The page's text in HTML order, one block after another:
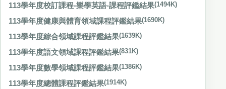
113學年度校訂課程-樂學英語-課程評鑑結果(1494K)
113學年度健康與體育領域課程評鑑結果(1690K)
113學年度綜合領域課程評鑑結果(1639K)
113學年度語文領域課程評鑑結果(831K)
113學年度數學領域課程評鑑結果(1386K)
113學年度總體課程評鑑結果(1914K)